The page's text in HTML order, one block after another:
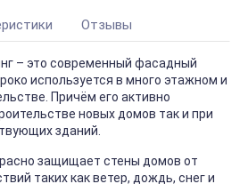
Отзывы
– это современный фасадный
используется в много этажном и
Причём его активно
новых домов так и при
зданий.
защищает стены домов от
таких как ветер, дождь, снег и